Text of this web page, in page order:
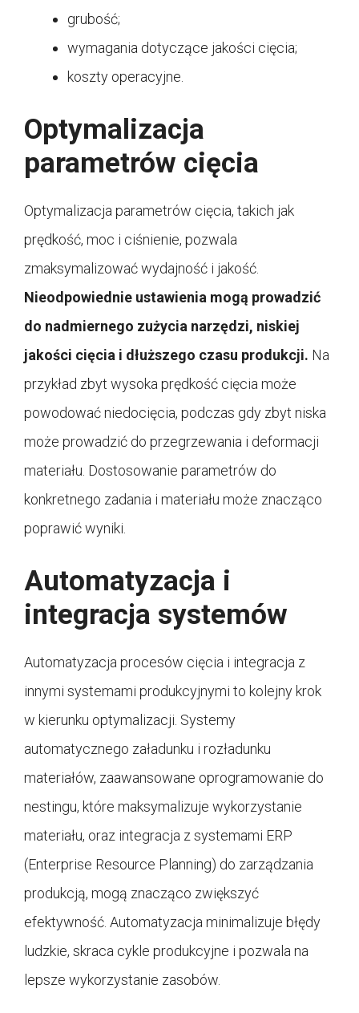
grubość;
wymagania dotyczące jakości cięcia;
koszty operacyjne.
Optymalizacja
parametrów cięcia
Optymalizacja parametrów cięcia, takich jak
prędkość, moc i ciśnienie, pozwala
zmaksymalizować wydajność i jakość.
Nieodpowiednie ustawienia mogą prowadzić
do nadmiernego zużycia narzędzi, niskiej
jakości cięcia i dłuższego czasu produkcji. Na
przykład zbyt wysoka prędkość cięcia może
powodować niedocięcia, podczas gdy zbyt niska
może prowadzić do przegrzewania i deformacji
materiału. Dostosowanie parametrów do
konkretnego zadania i materiału może znacząco
poprawić wyniki.
Automatyzacja i
integracja systemów
Automatyzacja procesów cięcia i integracja z
innymi systemami produkcyjnymi to kolejny krok
w kierunku optymalizacji. Systemy
automatycznego załadunku i rozładunku
materiałów, zaawansowane oprogramowanie do
nestingu, które maksymalizuje wykorzystanie
materiału, oraz integracja z systemami ERP
(Enterprise Resource Planning) do zarządzania
produkcją, mogą znacząco zwiększyć
efektywność. Automatyzacja minimalizuje błędy
ludzkie, skraca cykle produkcyjne i pozwala na
lepsze wykorzystanie zasobów.